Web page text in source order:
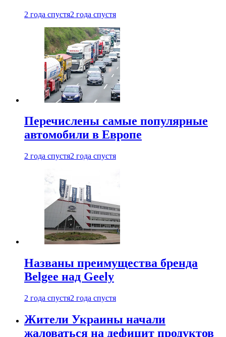
2 года спустя2 года спустя
Перечислены самые популярные
автомобили в Европе
2 года спустя2 года спустя
Названы преимущества бренда
Belgee над Geely
2 года спустя2 года спустя
Жители Украины начали
жаловаться на дефицит продуктов